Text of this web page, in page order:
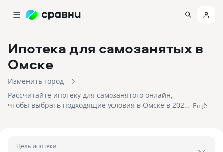
Ипотека для самозанятых в
Омске
Изменить город
Рассчитайте ипотеку для самозанятого онлайн,
чтобы выбрать подходящие условия в Омске в 2026
Eщё
Цель ипотеки